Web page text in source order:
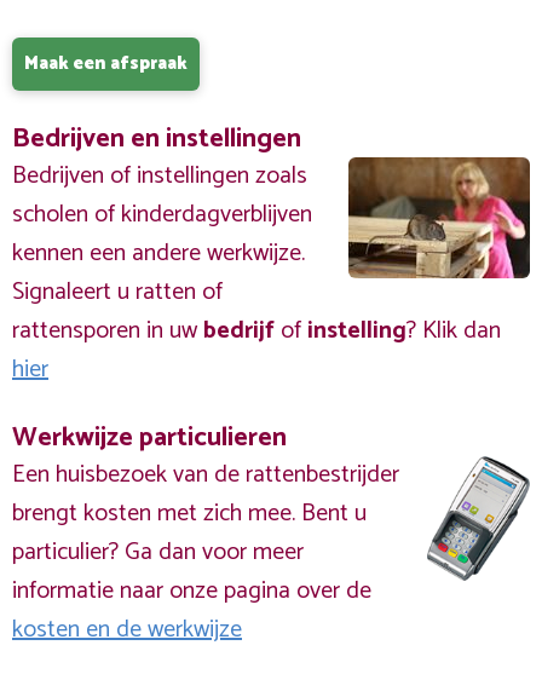
Maak een afspraak
Bedrijven en instellingen
Bedrijven of instellingen zoals
scholen of kinderdagverblijven
kennen een andere werkwijze.
Signaleert u ratten of
rattensporen in uwbedrijfofinstelling? Klik dan
hier
Werkwijze particulieren
Een huisbezoek van de rattenbestrijder
brengt kosten met zich mee. Bent u
particulier? Ga dan voor meer
informatie naar onze pagina over de
kosten en de werkwijze